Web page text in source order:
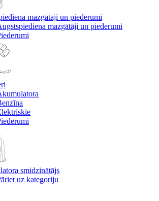
mazgātāji un piederumi
mazgātāji un piederumi
smidzinātājs
uz kategoriju